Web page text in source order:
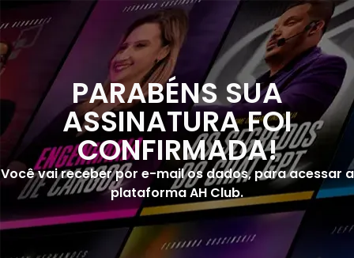
PARABÉNS SUA
ASSINATURA FOI
CONFIRMADA!
Você vai receber por e-mail os dados, para acessar a
plataforma AH Club.